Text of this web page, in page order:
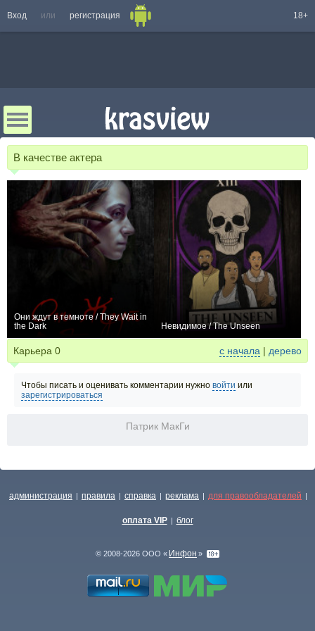
Вход или регистрация 18+
В качестве актера
Они ждут в темноте / They Wait in
the Dark
Невидимое / The Unseen
Карьера 0 с начала | дерево
Чтобы писать и оценивать комментарии нужно войти или
зарегистрироваться
Патрик МакГи
администрация | правила | справка | реклама | для правообладателей |
оплата VIP | блог
© 2008-2026 ООО « Инфон »